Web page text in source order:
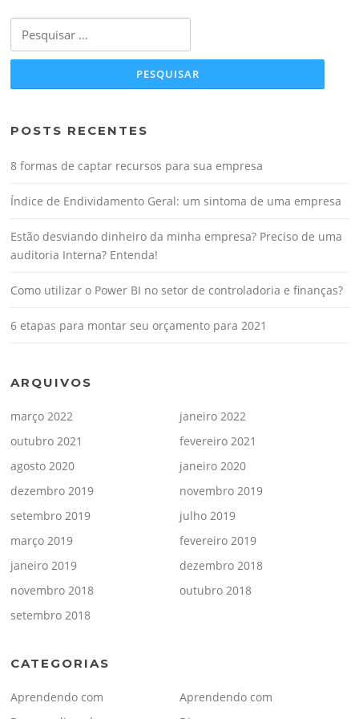
por:
POSTS RECENTES
8 formas de captar recursos para sua empresa
Índice de Endividamento Geral: um sintoma de uma empresa
Estão desviando dinheiro da minha empresa? Preciso de uma
auditoria Interna? Entenda!
Como utilizar o Power BI no setor de controladoria e finanças?
6 etapas para montar seu orçamento para 2021
ARQUIVOS
março 2022
janeiro 2022
outubro 2021
fevereiro 2021
agosto 2020
janeiro 2020
dezembro 2019
novembro 2019
setembro 2019
julho 2019
março 2019
fevereiro 2019
janeiro 2019
dezembro 2018
novembro 2018
outubro 2018
setembro 2018
CATEGORIAS
Aprendendo com
Aprendendo com